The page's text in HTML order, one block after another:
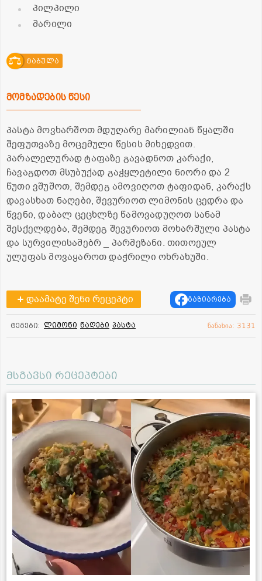
პილპილი
მარილი
ტაბულა
მომზადების წესი
პასტა მოვხარშოთ მდუღარე მარილიან წყალში
შეფუთვაზე მოცემული წესის მიხედვით.
პარალელურად ტაფაზე გავადნოთ კარაქი,
ჩავაგდოთ მსუბუქად გაჭყლეტილი ნიორი და 2
წუთი ვშუშოთ, შემდეგ ამოვიღოთ ტაფიდან, კარაქს
დავასხათ ნაღები, შევურიოთ ლიმონის ცედრა და
წვენი, დაბალ ცეცხლზე წამოვადუღოთ სანამ
შესქელდება, შემდეგ შევურიოთ მოხარშული პასტა
და სურვილისამებრ _ პარმეზანი. თითოეულ
ულუფას მოვაყაროთ დაჭრილი ოხრახუში.
დაამატე შენი რეცეპტი გაზიარება
ტეგები: ლიმონი ნაღები პასტა ნანახია: 3131
მსგავსი რეცეპტები